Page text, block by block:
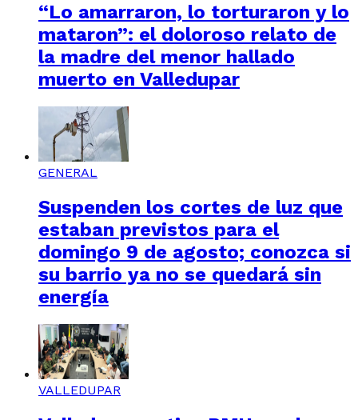
“Lo amarraron, lo torturaron y lo
mataron”: el doloroso relato de
la madre del menor hallado
muerto en Valledupar
GENERAL
Suspenden los cortes de luz que
estaban previstos para el
domingo 9 de agosto; conozca si
su barrio ya no se quedará sin
energía
VALLEDUPAR